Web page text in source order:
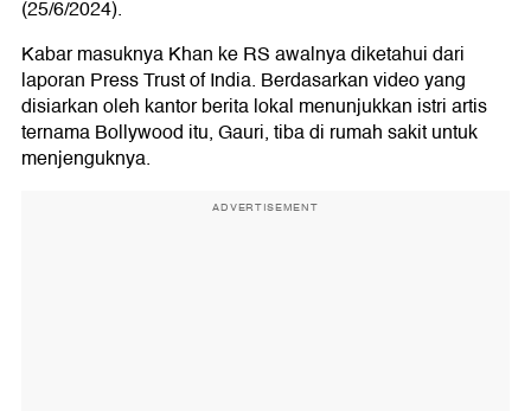
(25/6/2024).
Kabar masuknya Khan ke RS awalnya diketahui dari
laporan Press Trust of India. Berdasarkan video yang
disiarkan oleh kantor berita lokal menunjukkan istri artis
ternama Bollywood itu, Gauri, tiba di rumah sakit untuk
menjenguknya.
ADVERTISEMENT